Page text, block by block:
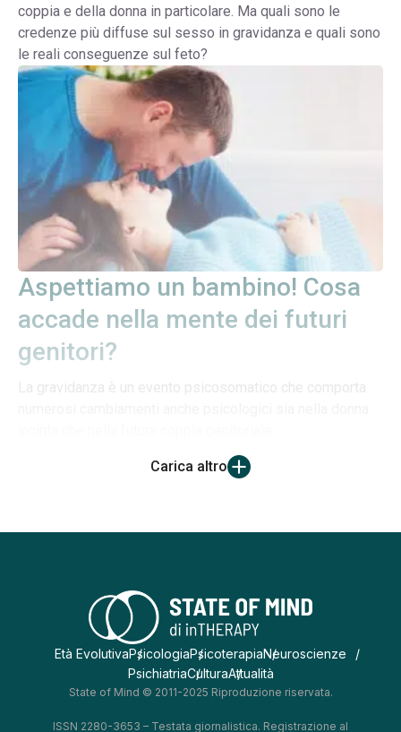
coppia e della donna in particolare. Ma quali sono le
credenze più diffuse sul sesso in gravidanza e quali sono
le reali conseguenze sul feto?
Aspettiamo un bambino! Cosa
accade nella mente dei futuri
genitori?
La gravidanza è un evento psicosomatico che comporta
Carica altro
Età EvolutivaPsicologiaPsicoterapiaNeuroscienze
PsichiatriaCulturaAttualità
State of Mind © 2011-2025 Riproduzione riservata.
ISSN 2280-3653 – Testata giornalistica. Registrazione al